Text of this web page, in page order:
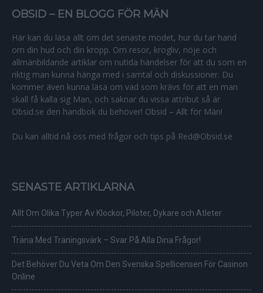
OBSID – EN BLOGG FÖR MÄN
Här kan du läsa allt om det senaste modet, hur du tar hand
om din hud och din kropp. Om resor, krogliv, nöje och
allmänbildande artiklar om nutida händelser för att du som en
riktig man kunna hänga med i samtal och diskussioner. Du
kommer även kunna läsa om vad som krävs för att en man
skall få kalla sig Man, och saknar du vissa attribut så är
Obsid.se den handbok du behöver! Obsid – Allt för Män!
Du kan alltid nå oss med frågor och tips på Red@Obsid.se
SENASTE ARTIKLARNA
Allt Om Olika Typer Av Klockor, Piloter, Dykare och Atleter
Träna Med Träningsvärk – Svar På Alla Dina Frågor!
Det Behöver Du Veta Om Den Svenska Spellicensen För Casinon
Online